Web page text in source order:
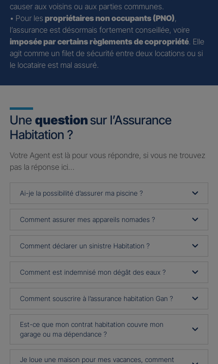
causer aux voisins ou aux parties communes.
• Pour les propriétaires non occupants (PNO),
l’assurance est désormais fortement conseillée, voire
imposée par certains règlements de copropriété. Elle
agit comme un filet de sécurité entre deux locations ou si
le locataire est mal assuré.
Une question sur l’Assurance
Habitation ?
Votre Agent est là pour vous répondre, si vous ne trouvez
pas la réponse ici…
Ai-je la possibilité d’assurer ma piscine ?
Comment assurer mes appareils nomades ?
Comment déclarer un sinistre Habitation ?
Comment est indemnisé mon dégât des eaux ?
Comment souscrire à l’assurance habitation Gan ?
Est-ce que mon contrat habitation couvre mon
garage ou ma dépendance ?
Je loue une maison pour mes vacances, comment